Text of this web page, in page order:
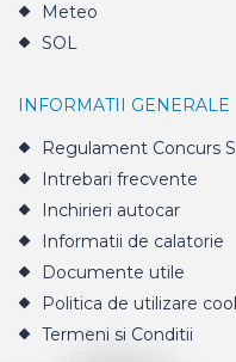
Meteo
SOL
INFORMATII GENERALE
Regulament Concurs
Intrebari frecvente
Inchirieri autocar
Informatii de calatorie
Documente utile
Politica de utilizare
Termeni si Conditii